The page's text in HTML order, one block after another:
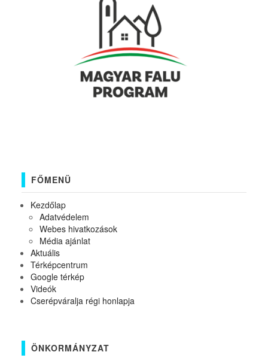
FŐMENÜ
Kezdőlap
Adatvédelem
Webes hivatkozások
Média ajánlat
Aktuális
Térképcentrum
Google térkép
Videók
Cserépváralja régi honlapja
ÖNKORMÁNYZAT